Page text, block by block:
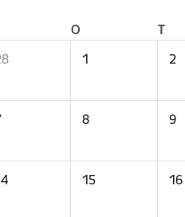
O T
1 2
8 9
15 16